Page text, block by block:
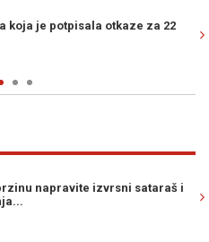
koja je potpisala otkaze za 22
brzinu napravite izvrsni sataraš i